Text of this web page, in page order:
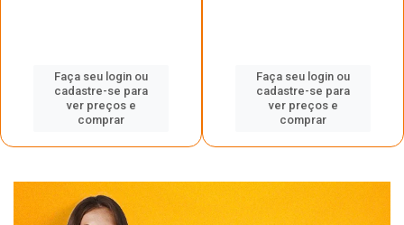
Faça seu login ou
cadastre-se para
ver preços e
comprar
Faça seu login ou
cadastre-se para
ver preços e
comprar